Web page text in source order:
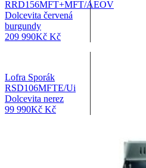
RRD156MFT+MFT/AEOV
Dolcevita červená
burgundy
209 990Kč Kč
Lofra Sporák
RSD106MFTE/Ui
Dolcevita nerez
99 990Kč Kč